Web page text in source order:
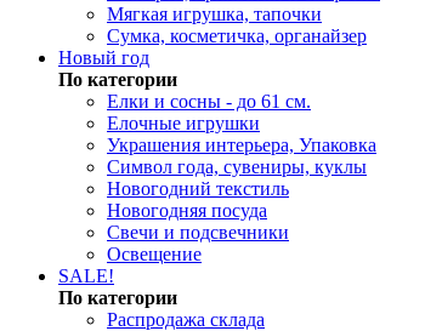
Мягкая игрушка, тапочки
Сумка, косметичка, органайзер
Новый год
По категории
Елки и сосны - до 61 см.
Елочные игрушки
Украшения интерьера, Упаковка
Символ года, сувениры, куклы
Новогодний текстиль
Новогодняя посуда
Свечи и подсвечники
Освещение
SALE!
По категории
Распродажа склада